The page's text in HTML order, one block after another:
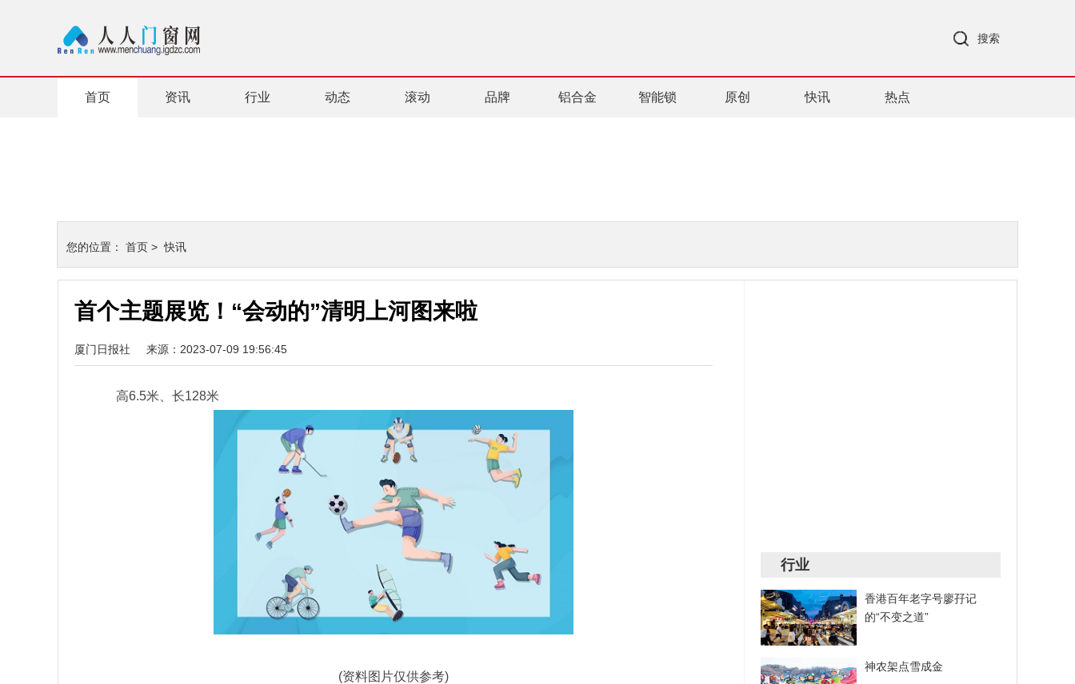
搜索
首页 资讯 行业 动态 滚动 品牌 铝合金 智能锁 原创 快讯 热点
您的位置： 首页 >快讯
首个主题展览！“会动的”清明上河图来啦
厦门日报社 来源：2023-07-09 19:56:45
高6.5米、长128米
(资料图片仅供参考)
行业
香港百年老字号廖孖记
的“不变之道”
神农架点雪成金